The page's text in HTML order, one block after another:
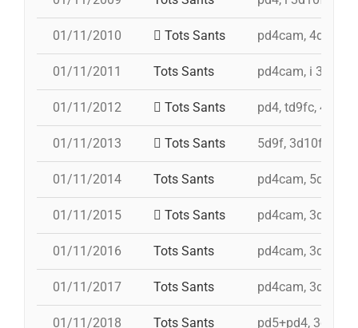
01/11/2010 Tots Sants pd4cam, 4d9fa,
01/11/2011 Tots Sants pd4cam, i
01/11/2012 Tots Sants pd4, td9fc, 4d9,
01/11/2013 Tots Sants 5d9f, 3d10fm, i
01/11/2014 Tots Sants pd4cam, 5d9f, id
01/11/2015 Tots Sants pd4cam, 3d9fa,
01/11/2016 Tots Sants pd4cam,
01/11/2017 Tots Sants pd4cam,
01/11/2018 Tots Sants pd5+pd4,